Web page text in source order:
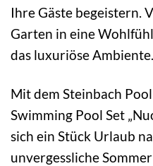
Ihre Gäste begeistern.
Garten in eine
das luxuriöse Ambiente.
Mit dem Steinbach
Swimming Pool Set
sich ein Stück Urlaub
unvergessliche